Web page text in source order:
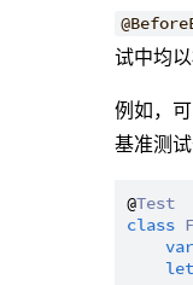
试中均
例如，
基准测
@Test
class
var
let